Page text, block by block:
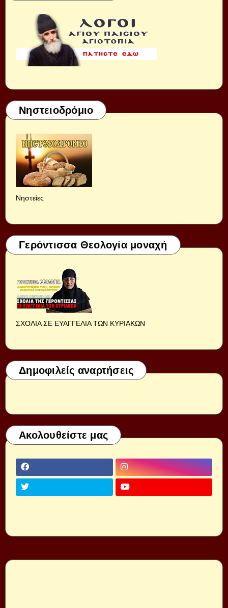
Νηστειοδρόμιο
Νηστείες
Γερόντισσα Θεολογία μοναχή
ΣΧΟΛΙΑ ΣΕ ΕΥΑΓΓΕΛΙΑ ΤΩΝ ΚΥΡΙΑΚΩΝ
Δημοφιλείς αναρτήσεις
Ακολουθείστε μας